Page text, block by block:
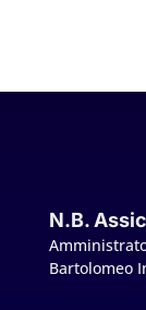
N.B.
Bartolomeo